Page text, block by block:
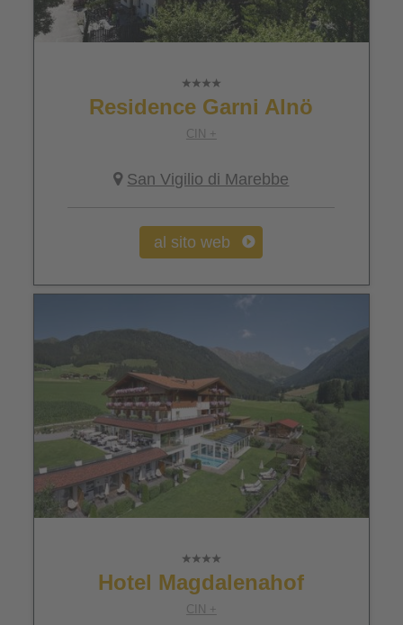
Residence Garni Alnö
CIN +
San Vigilio di Marebbe
al sito web
Hotel Magdalenahof
CIN +